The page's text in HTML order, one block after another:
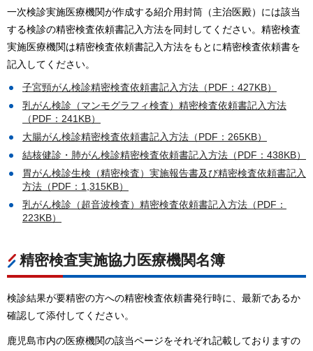
一次検診実施医療機関が作成する紹介用封筒（主治医殿）には該当
する検診の精密検査依頼書記入方法を同封してください。精密検査
実施医療機関は精密検査依頼書記入方法をもとに精密検査依頼書を
記入してください。
子宮頸がん検診精密検査依頼書記入方法（PDF：427KB）
乳がん検診（マンモグラフィ検査）精密検査依頼書記入方法
（PDF：241KB）
大腸がん検診精密検査依頼書記入方法（PDF：265KB）
結核健診・肺がん検診精密検査依頼書記入方法（PDF：438KB）
胃がん検診生検（精密検査）実施報告書及び精密検査依頼書記入
方法（PDF：1,315KB）
乳がん検診（超音波検査）精密検査依頼書記入方法（PDF：
223KB）
精密検査実施協力医療機関名簿
検診結果が要精密の方への精密検査依頼書発行時に、最新であるか
確認して添付してください。
鹿児島市内の医療機関の該当ページをそれぞれ記載しておりますの